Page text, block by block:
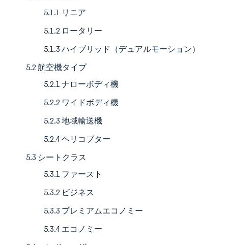
5.1.1 リニア
5.1.2 ロータリー
5.1.3 ハイブリッド（デュアルモーション）
5.2 航空機タイプ
5.2.1 ナローボディ機
5.2.2 ワイドボディ機
5.2.3 地域輸送機
5.2.4 ヘリコプター
5.3 シートクラス
5.3.1 ファースト
5.3.2 ビジネス
5.3.3 プレミアムエコノミー
5.3.4 エコノミー